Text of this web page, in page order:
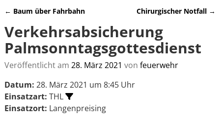
← Baum über Fahrbahn Chirurgischer Notfall →
Verkehrsabsicherung
Palmsonntagsgottesdienst
Veröffentlicht am 28. März 2021 von feuerwehr
Datum: 28. März 2021 um 8:45 Uhr
Einsatzart: THL
Einsatzort: Langenpreising